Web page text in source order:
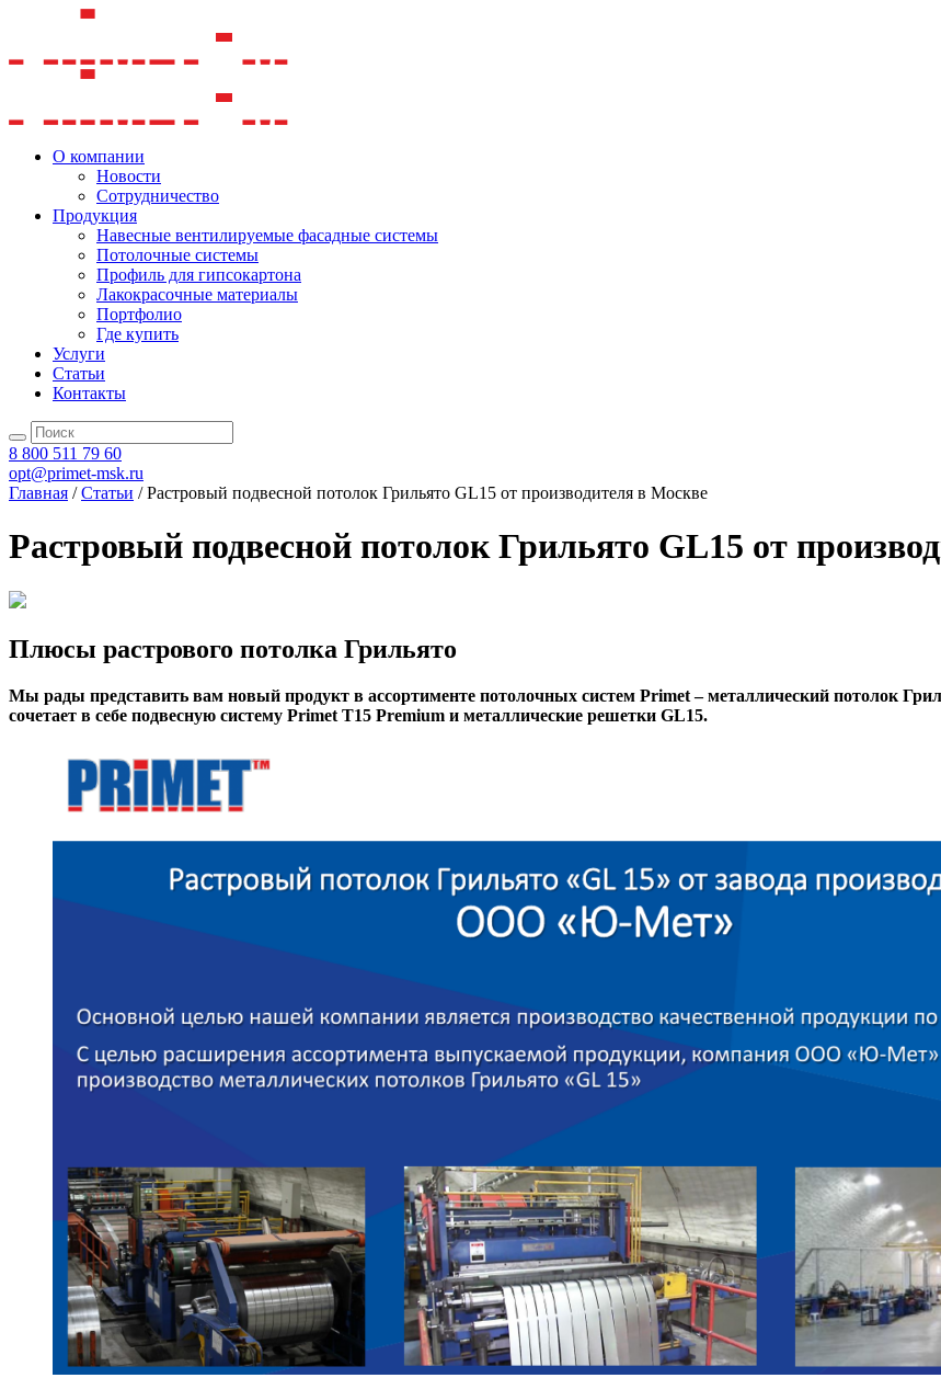
О компании
Новости
Сотрудничество
Продукция
Навесные вентилируемые фасадные системы
Потолочные системы
Профиль для гипсокартона
Лакокрасочные материалы
Портфолио
Где купить
Услуги
Статьи
Контакты
8 800 511 79 60
opt@primet-msk.ru
Главная /Статьи /Растровый подвесной потолок Грильято GL15 от производителя в Москве
Растровый подвесной потолок Грильято GL15 от
Плюсы растрового потолка Грильято
Мы рады представить вам новый продукт в ассортименте потолочных систем Primet – металлический потолок
сочетает в себе подвесную систему Primet Т15 Premium и металлические решетки GL15.